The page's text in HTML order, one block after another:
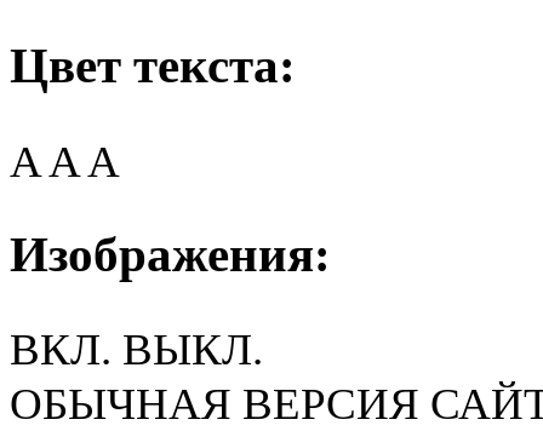
Цвет текста:
AAA
Изображения:
ВКЛ. ВЫКЛ.
ОБЫЧНАЯ ВЕРСИЯ